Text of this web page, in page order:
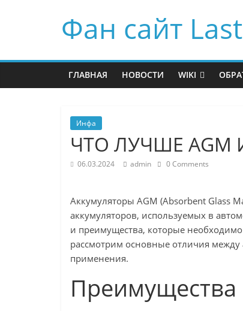
Фан сайт
ГЛАВНАЯ НОВОСТИ WIKI
Инфа
ЧТО ЛУЧШЕ AGM
06.03.2024 admin 0 Comments
Аккумуляторы AGM (Absorbent Glass
аккумуляторов, используемых в
и преимущества, которые
рассмотрим основные отличия между
применения.
Преимущества